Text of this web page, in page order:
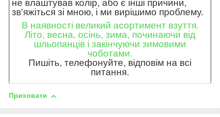
не влаштував колір, або є інші причини,
зв'яжіться зі мною, і ми вирішимо проблему.
В наявності великий асортимент взуття.
Літо, весна, осінь, зима, починаючи від
шльопанців і закінчуючи зимовими
чоботами.
Пишіть, телефонуйте, відповім на всі
питання.
Приховати